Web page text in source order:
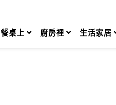
餐桌上 廚房裡 生活家居